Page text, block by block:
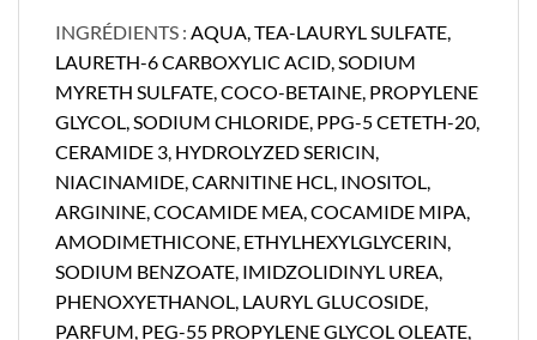
​INGRÉDIENTS : AQUA, TEA-LAURYL SULFATE,
LAURETH-6 CARBOXYLIC ACID, SODIUM
MYRETH SULFATE, COCO-BETAINE, PROPYLENE
GLYCOL, SODIUM CHLORIDE, PPG-5 CETETH-20,
CERAMIDE 3, HYDROLYZED SERICIN,
NIACINAMIDE, CARNITINE HCL, INOSITOL,
ARGININE, COCAMIDE MEA, COCAMIDE MIPA,
AMODIMETHICONE, ETHYLHEXYLGLYCERIN,
SODIUM BENZOATE, IMIDZOLIDINYL UREA,
PHENOXYETHANOL, LAURYL GLUCOSIDE,
PARFUM, PEG-55 PROPYLENE GLYCOL OLEATE,